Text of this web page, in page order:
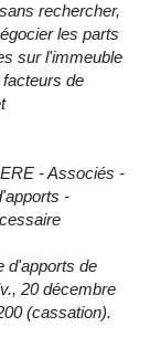
rechercher,
les parts
sur l'immeuble
de
- Associés -
-
d'apports de
20 décembre
(cassation).